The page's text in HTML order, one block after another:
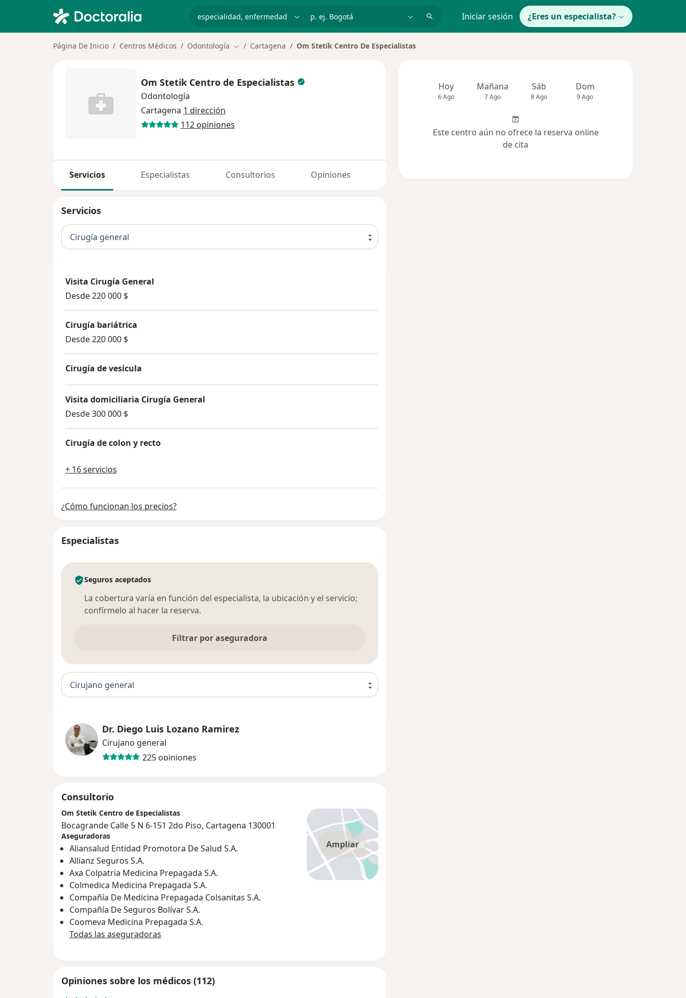
p. ej. Bogotá Iniciar sesión ¿Eres un especialista?
Página De Inicio Centros Médicos Odontología Cambiar de ciudad
Cartagena Om Stetik Centro De Especialistas
Om Stetik Centro de Especialistas
Odontología
Cartagena 1 dirección
112 opiniones
Servicios Especialistas Consultorios Opiniones
Servicios
Cirugía general
Visita Cirugía General
Desde 220 000 $
Cirugía bariátrica
Desde 220 000 $
Cirugía de vesícula
Visita domiciliaria Cirugía General
Desde 300 000 $
Cirugía de colon y recto
+ 16 servicios
¿Cómo funcionan los precios?
Especialistas
Seguros aceptados
La cobertura varía en función del especialista, la ubicación y el servicio;
confírmelo al hacer la reserva.
Filtrar por aseguradora
Cirujano general
Dr. Diego Luis Lozano Ramirez
Cirujano general
225 opiniones
Consultorio
Ampliar
Om Stetik Centro de Especialistas
Bocagrande Calle 5 N 6-151 2do Piso, Cartagena 130001
Aseguradoras
Aliansalud Entidad Promotora De Salud S.A.
Allianz Seguros S.A.
Axa Colpatria Medicina Prepagada S.A.
Colmedica Medicina Prepagada S.A.
Compañía De Medicina Prepagada Colsanitas S.A.
Compañía De Seguros Bolívar S.A.
Coomeva Medicina Prepagada S.A.
Todas las aseguradoras
Opiniones sobre los médicos (112)
Hoy
6 Ago
Mañana
7 Ago
Sáb
8 Ago
Dom
9 Ago
Este centro aún no ofrece la reserva online
de cita